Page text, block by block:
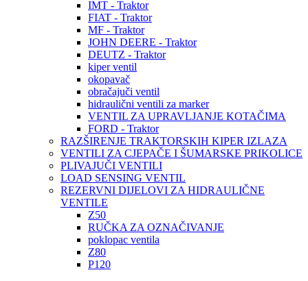
IMT - Traktor
FIAT - Traktor
MF - Traktor
JOHN DEERE - Traktor
DEUTZ - Traktor
kiper ventil
okopavač
obračajuči ventil
hidraulični ventili za marker
VENTIL ZA UPRAVLJANJE KOTAČIMA
FORD - Traktor
RAZŠIRENJE TRAKTORSKIH KIPER IZLAZA
VENTILI ZA CJEPAČE I ŠUMARSKE PRIKOLICE
PLIVAJUČI VENTILI
LOAD SENSING VENTIL
REZERVNI DIJELOVI ZA HIDRAULIČNE
VENTILE
Z50
RUČKA ZA OZNAČIVANJE
poklopac ventila
Z80
P120